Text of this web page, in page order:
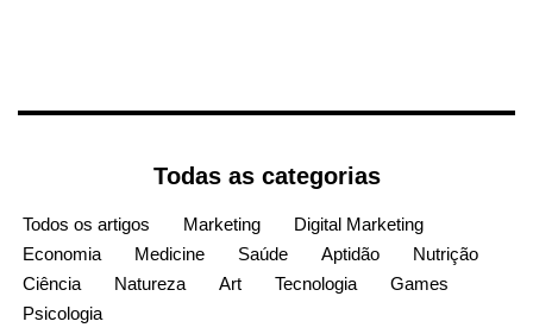
Todas as categorias
Todos os artigos Marketing
Digital Marketing
Economia
Medicine Saúde Aptidão
Nutrição
Ciência
Natureza Art Tecnologia
Games
Psicologia